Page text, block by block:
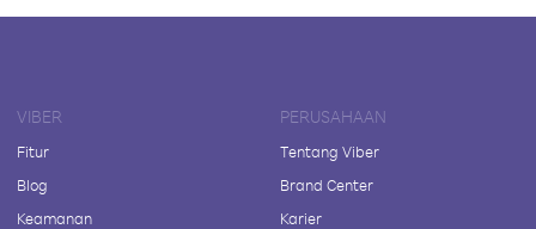
VIBER
Fitur
Blog
Keamanan
PERUSAHAAN
Tentang Viber
Brand Center
Karier